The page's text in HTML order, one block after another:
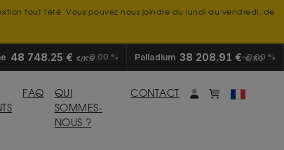
tout l'été. Vous pouvez nous joindre du lundi au vendredi, de
48 748.25 € €/KG0.00 % Palladium 38 208.91 €€/KG
0.00 %
FAQ
QUI
SOMMES-
NOUS ?
CONTACT Mon compte
monpanier